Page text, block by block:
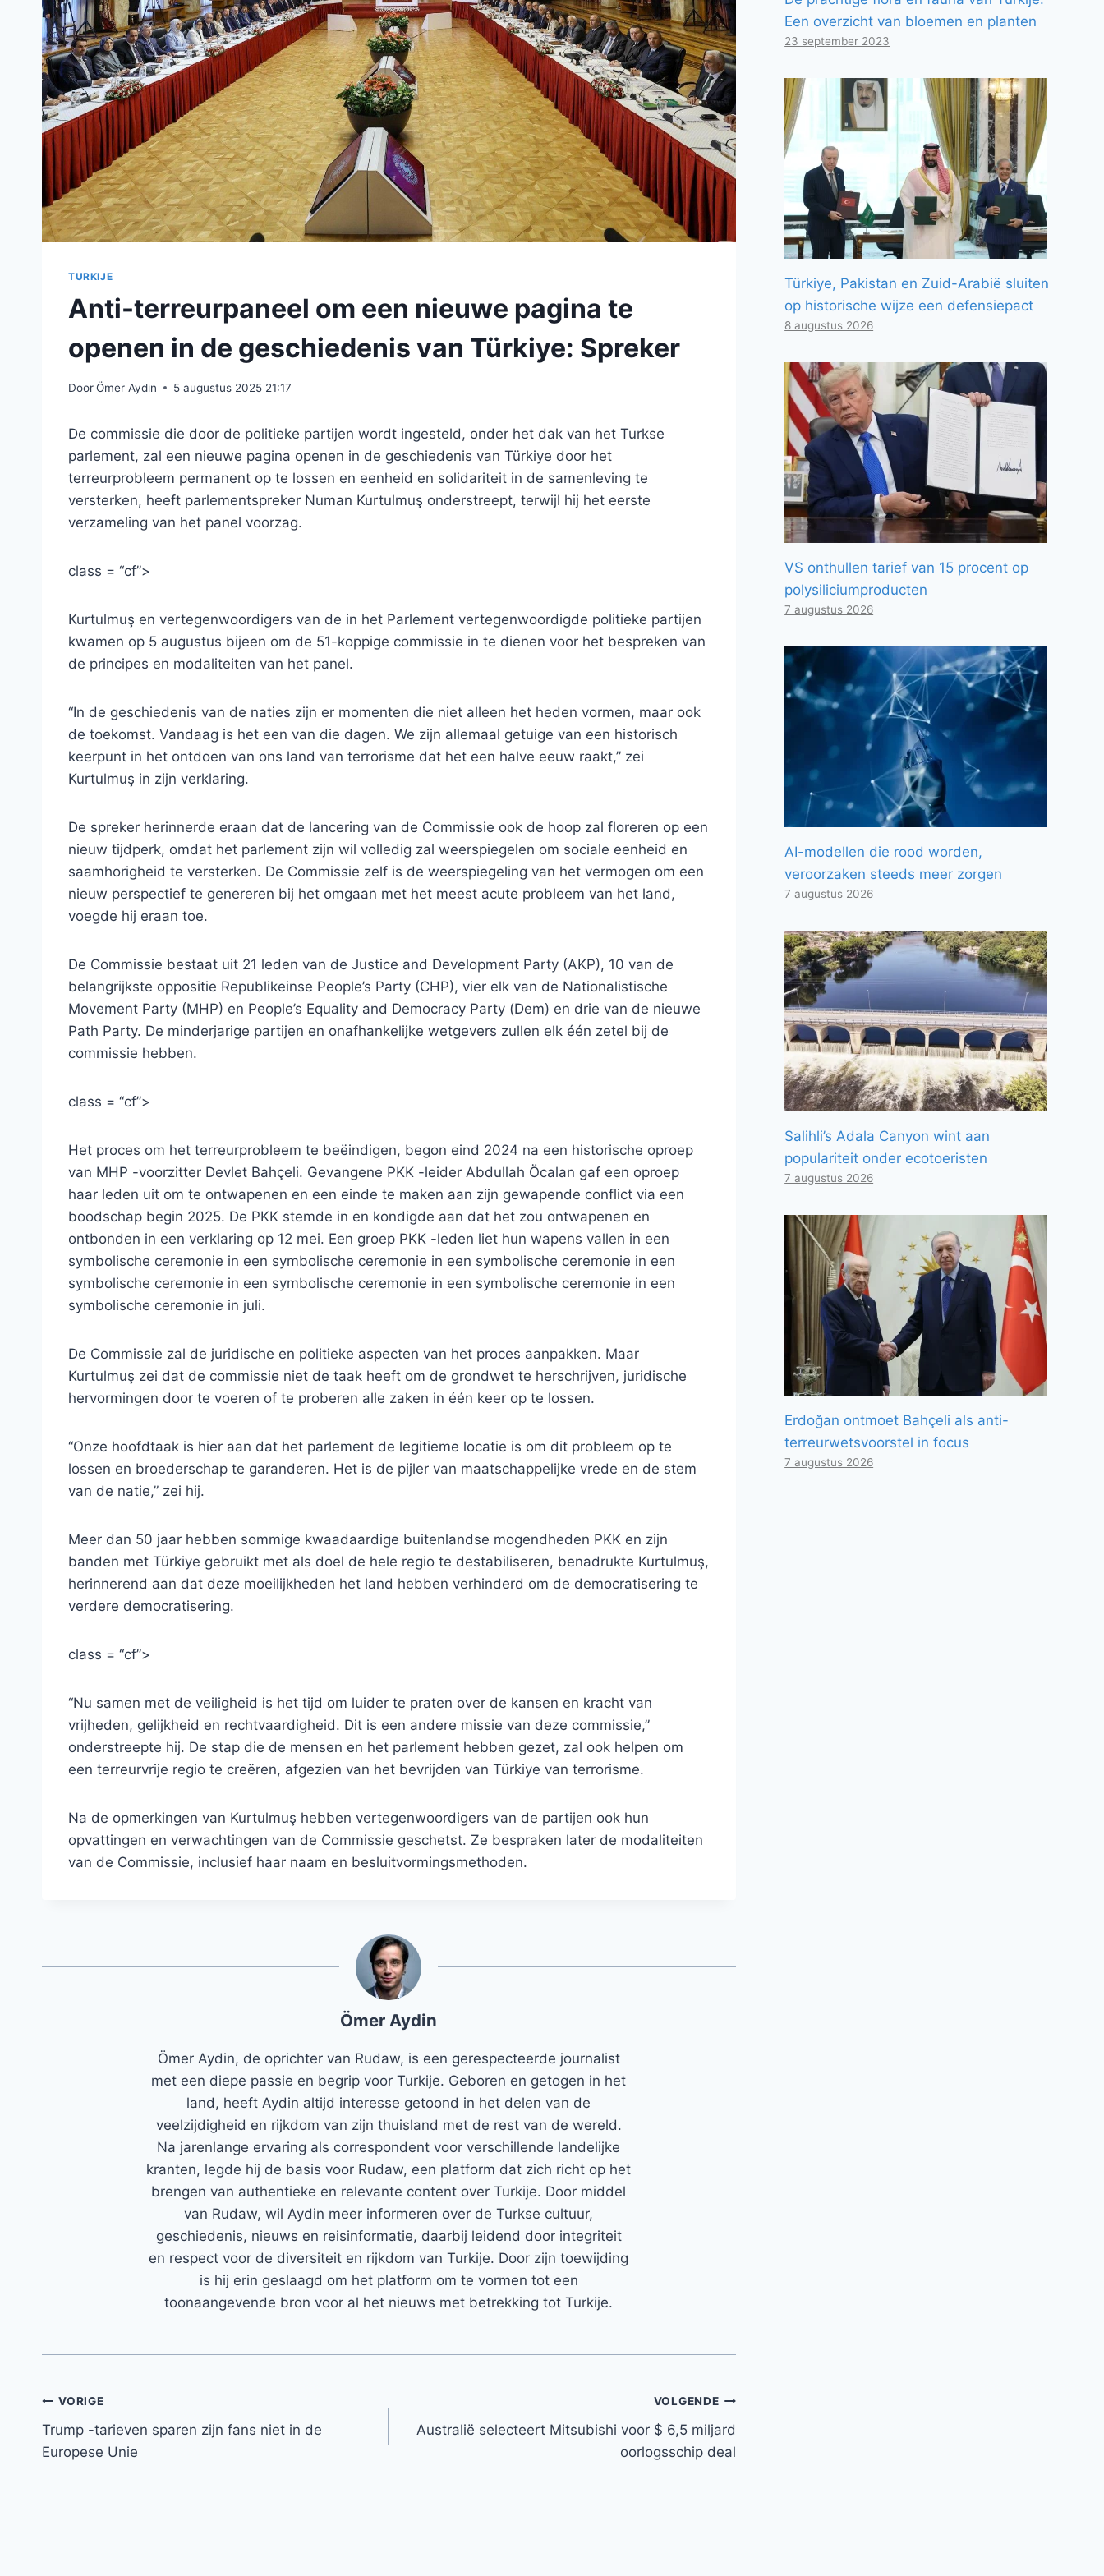
TURKIJE
Anti-terreurpaneel om een nieuwe pagina te
openen in de geschiedenis van Türkiye: Spreker
DoorÖmer Aydin 5 augustus 2025 21:17
De commissie die door de politieke partijen wordt ingesteld, onder het dak van het Turkse
parlement, zal een nieuwe pagina openen in de geschiedenis van Türkiye door het
terreurprobleem permanent op te lossen en eenheid en solidariteit in de samenleving te
versterken, heeft parlementspreker Numan Kurtulmuş onderstreept, terwijl hij het eerste
verzameling van het panel voorzag.
class = “cf”>
Kurtulmuş en vertegenwoordigers van de in het Parlement vertegenwoordigde politieke partijen
kwamen op 5 augustus bijeen om de 51-koppige commissie in te dienen voor het bespreken van
de principes en modaliteiten van het panel.
“In de geschiedenis van de naties zijn er momenten die niet alleen het heden vormen, maar ook
de toekomst. Vandaag is het een van die dagen. We zijn allemaal getuige van een historisch
keerpunt in het ontdoen van ons land van terrorisme dat het een halve eeuw raakt,” zei
Kurtulmuş in zijn verklaring.
De spreker herinnerde eraan dat de lancering van de Commissie ook de hoop zal floreren op een
nieuw tijdperk, omdat het parlement zijn wil volledig zal weerspiegelen om sociale eenheid en
saamhorigheid te versterken. De Commissie zelf is de weerspiegeling van het vermogen om een
nieuw perspectief te genereren bij het omgaan met het meest acute probleem van het land,
voegde hij eraan toe.
De Commissie bestaat uit 21 leden van de Justice and Development Party (AKP), 10 van de
belangrijkste oppositie Republikeinse People’s Party (CHP), vier elk van de Nationalistische
Movement Party (MHP) en People’s Equality and Democracy Party (Dem) en drie van de nieuwe
Path Party. De minderjarige partijen en onafhankelijke wetgevers zullen elk één zetel bij de
commissie hebben.
class = “cf”>
Het proces om het terreurprobleem te beëindigen, begon eind 2024 na een historische oproep
van MHP -voorzitter Devlet Bahçeli. Gevangene PKK -leider Abdullah Öcalan gaf een oproep
haar leden uit om te ontwapenen en een einde te maken aan zijn gewapende conflict via een
boodschap begin 2025. De PKK stemde in en kondigde aan dat het zou ontwapenen en
ontbonden in een verklaring op 12 mei. Een groep PKK -leden liet hun wapens vallen in een
symbolische ceremonie in een symbolische ceremonie in een symbolische ceremonie in een
symbolische ceremonie in een symbolische ceremonie in een symbolische ceremonie in een
symbolische ceremonie in juli.
De Commissie zal de juridische en politieke aspecten van het proces aanpakken. Maar
Kurtulmuş zei dat de commissie niet de taak heeft om de grondwet te herschrijven, juridische
hervormingen door te voeren of te proberen alle zaken in één keer op te lossen.
“Onze hoofdtaak is hier aan dat het parlement de legitieme locatie is om dit probleem op te
lossen en broederschap te garanderen. Het is de pijler van maatschappelijke vrede en de stem
van de natie,” zei hij.
Meer dan 50 jaar hebben sommige kwaadaardige buitenlandse mogendheden PKK en zijn
banden met Türkiye gebruikt met als doel de hele regio te destabiliseren, benadrukte Kurtulmuş,
herinnerend aan dat deze moeilijkheden het land hebben verhinderd om de democratisering te
verdere democratisering.
class = “cf”>
“Nu samen met de veiligheid is het tijd om luider te praten over de kansen en kracht van
vrijheden, gelijkheid en rechtvaardigheid. Dit is een andere missie van deze commissie,”
onderstreepte hij. De stap die de mensen en het parlement hebben gezet, zal ook helpen om
een terreurvrije regio te creëren, afgezien van het bevrijden van Türkiye van terrorisme.
Na de opmerkingen van Kurtulmuş hebben vertegenwoordigers van de partijen ook hun
opvattingen en verwachtingen van de Commissie geschetst. Ze bespraken later de modaliteiten
van de Commissie, inclusief haar naam en besluitvormingsmethoden.
Ömer Aydin
Ömer Aydin, de oprichter van Rudaw, is een gerespecteerde journalist
met een diepe passie en begrip voor Turkije. Geboren en getogen in het
land, heeft Aydin altijd interesse getoond in het delen van de
veelzijdigheid en rijkdom van zijn thuisland met de rest van de wereld.
Na jarenlange ervaring als correspondent voor verschillende landelijke
kranten, legde hij de basis voor Rudaw, een platform dat zich richt op het
brengen van authentieke en relevante content over Turkije. Door middel
van Rudaw, wil Aydin meer informeren over de Turkse cultuur,
geschiedenis, nieuws en reisinformatie, daarbij leidend door integriteit
en respect voor de diversiteit en rijkdom van Turkije. Door zijn toewijding
is hij erin geslaagd om het platform om te vormen tot een
toonaangevende bron voor al het nieuws met betrekking tot Turkije.
Bericht
navigatie
VORIGE
Trump -tarieven sparen zijn fans niet in de
Europese Unie
VOLGENDE
Australië selecteert Mitsubishi voor $ 6,5 miljard
oorlogsschip deal
Een overzicht van bloemen en planten
23 september 2023
Türkiye, Pakistan en Zuid-Arabië sluiten
op historische wijze een defensiepact
8 augustus 2026
VS onthullen tarief van 15 procent op
polysiliciumproducten
7 augustus 2026
AI-modellen die rood worden,
veroorzaken steeds meer zorgen
7 augustus 2026
Salihli’s Adala Canyon wint aan
populariteit onder ecotoeristen
7 augustus 2026
Erdoğan ontmoet Bahçeli als anti-
terreurwetsvoorstel in focus
7 augustus 2026